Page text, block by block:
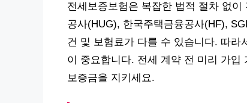
전세보증보험은 복잡한 법적 절차 없
공사(HUG), 한국주택금융공사(HF),
건 및 보험료가 다를 수 있습니다. 따라
이 중요합니다. 전세 계약 전 미리 가입
보증금을 지키세요.